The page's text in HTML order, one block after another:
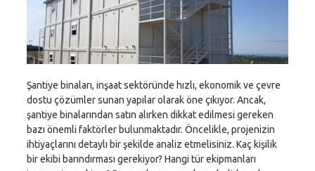
Şantiye binaları, inşaat sektöründe hızlı, ekonomik ve çevre
dostu çözümler sunan yapılar olarak öne çıkıyor. Ancak,
şantiye binalarından satın alırken dikkat edilmesi gereken
bazı önemli faktörler bulunmaktadır. Öncelikle, projenizin
ihtiyaçlarını detaylı bir şekilde analiz etmelisiniz. Kaç kişilik
bir ekibi barındırması gerekiyor? Hangi tür ekipmanları